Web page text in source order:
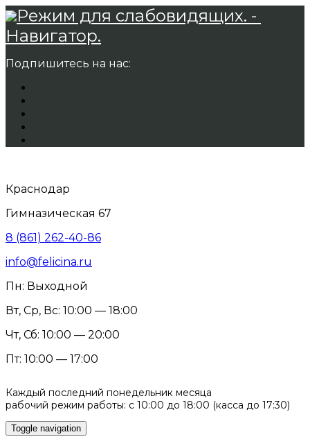
Режим для слабовидящих. -
Навигатор.
Подпишитесь на нас:
Краснодар
Гимназическая 67
8 (861) 262-40-86
info@felicina.ru
Пн: Выходной
Вт, Ср, Вс: 10:00 — 18:00
Чт, Сб: 10:00 — 20:00
Пт: 10:00 — 17:00
Каждый последний понедельник месяца
рабочий режим работы: с 10:00 до 18:00 (касса до 17:30)
Toggle navigation